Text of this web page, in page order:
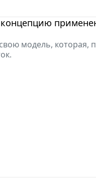
модель, которая,